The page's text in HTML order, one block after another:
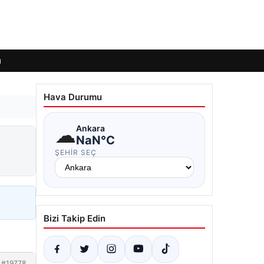
Hava Durumu
☁Ankara
NaN°C
ŞEHIR SEÇ
Bizi Takip Edin